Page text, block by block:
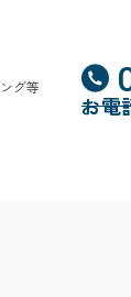
グ等
お電